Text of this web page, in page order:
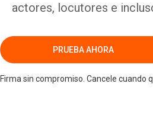
actores, locutores e
PRUEBA AHORA
Firma sin compromiso. Cancele cuando